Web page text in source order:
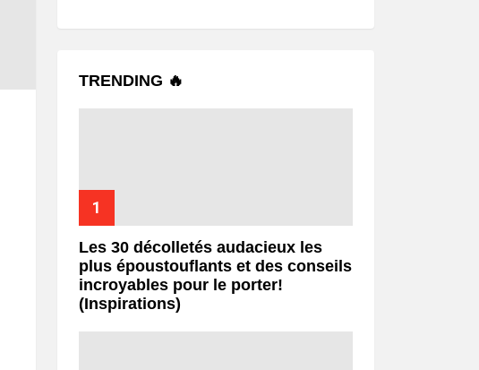
TRENDING 🔥
Les 30 décolletés audacieux les
plus époustouflants et des conseils
incroyables pour le porter!
(Inspirations)